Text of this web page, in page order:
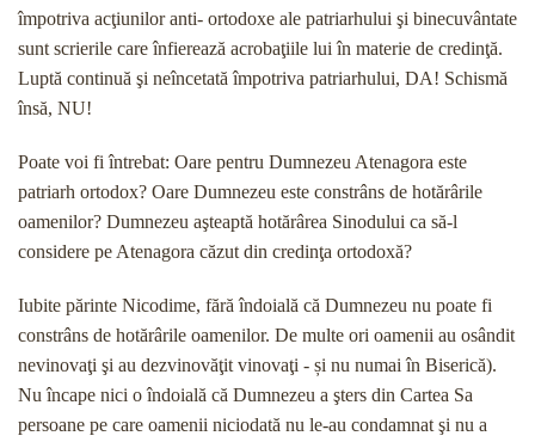
împotriva acţiunilor anti- ortodoxe ale patriarhului şi binecuvântate
sunt scrie­rile care înfierează acrobaţiile lui în materie de credinţă.
Luptă continuă şi neîncetată împotriva pa­triarhului, DA! Schismă
însă, NU!
Poate voi fi întrebat: Oare pentru Dumnezeu Atenagora este
patriarh ortodox? Oare Dumnezeu este constrâns de hotărârile
oamenilor? Dumnezeu aşteaptă hotărârea Sinodului ca să-l
considere pe Atenagora căzut din credinţa ortodoxă?
Iubite părinte Nicodime, fără îndoială că Dumne­zeu nu poate fi
constrâns de hotărârile oamenilor. De multe ori oamenii au osândit
nevinovaţi şi au dezvi­novăţit vinovaţi - și nu numai în Biserică).
Nu încape nici o îndoială că Dumnezeu a şters din Cartea Sa
persoane pe care oamenii niciodată nu le-au con­damnat şi nu a